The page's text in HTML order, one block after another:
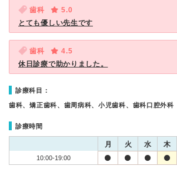
歯科
5.0
とても優しい先生です
歯科
4.5
休日診療で助かりました。
診療科目：
歯科、矯正歯科、歯周病科、小児歯科、歯科口腔外科
診療時間
月 火 水 木
10:00-19:00